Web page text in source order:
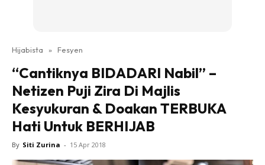
Hijabista » Fesyen
“Cantiknya BIDADARI Nabil” –
Netizen Puji Zira Di Majlis
Kesyukuran & Doakan TERBUKA
Hati Untuk BERHIJAB
By Siti Zurina - 15 Apr 2018